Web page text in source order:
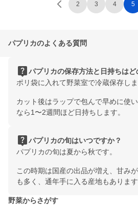
2 3 4 5
パプリカのよくある質問
live_helpパプリカの保存方法と日持ちはど
ポリ袋に入れて野菜室で冷蔵保存しま
カット後はラップで包んで早めに使
なら1〜2週間ほど日持ちします。
live_helpパプリカの旬はいつですか？
パプリカの旬は夏から秋です。
この時期は国産の出品が増え、甘み
も多く、通年手に入る産地もあります
野菜からさがす